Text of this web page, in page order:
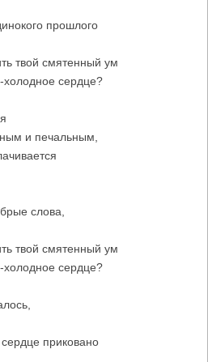
прошлого
твой смятенный ум
холодное сердце?
и печальным,
слова,
твой смятенный ум
холодное сердце?
приковано